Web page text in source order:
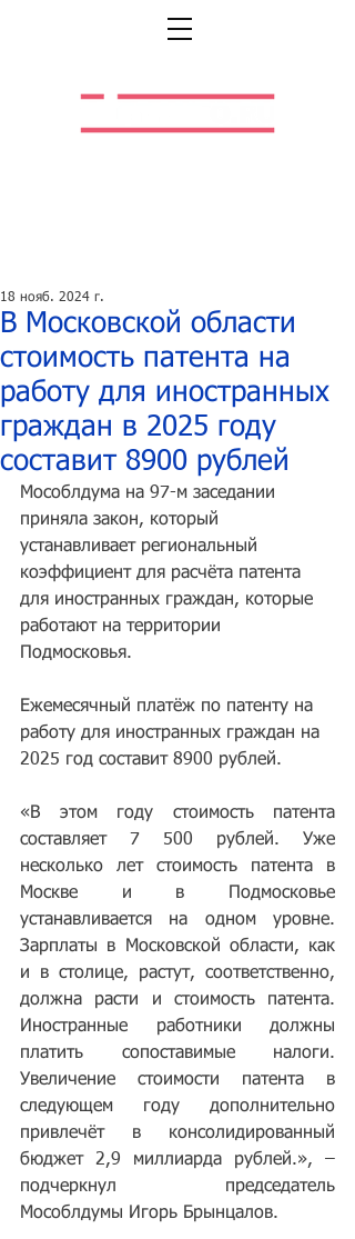
В Московской области
стоимость патента на
работу для иностранных
граждан в 2025 году
составит 8900 рублей
18 нояб. 2024 г.
Мособлдума на 97-м заседании
приняла закон, который
устанавливает региональный
коэффициент для расчёта патента
для иностранных граждан, которые
работают на территории
Подмосковья.
Ежемесячный платёж по патенту на
работу для иностранных граждан на
2025 год составит 8900 рублей.
«В этом году стоимость патента
составляет 7 500 рублей. Уже
несколько лет стоимость патента в
Москве и в Подмосковье
устанавливается на одном уровне.
Зарплаты в Московской области, как
и в столице, растут, соответственно,
должна расти и стоимость патента.
Иностранные работники должны
платить сопоставимые налоги.
Увеличение стоимости патента в
следующем году дополнительно
привлечёт в консолидированный
бюджет 2,9 миллиарда рублей.», –
подчеркнул председатель
Мособлдумы Игорь Брынцалов.